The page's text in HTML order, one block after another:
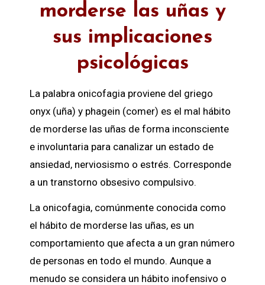
morderse las uñas y
sus implicaciones
psicológicas
La palabra onicofagia proviene del griego
onyx (uña) y phagein (comer) es el mal hábito
de morderse las uñas de forma inconsciente
e involuntaria para canalizar un estado de
ansiedad, nerviosismo o estrés. Corresponde
a un transtorno obsesivo compulsivo.
La onicofagia, comúnmente conocida como
el hábito de morderse las uñas, es un
comportamiento que afecta a un gran número
de personas en todo el mundo. Aunque a
menudo se considera un hábito inofensivo o